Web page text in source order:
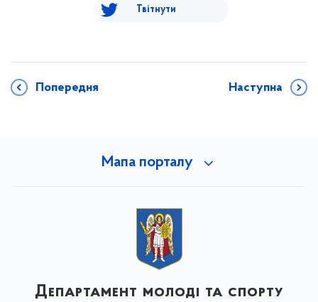
Твітнути
Попередня Наступна
Мапа порталу
Департамент молоді та спорту